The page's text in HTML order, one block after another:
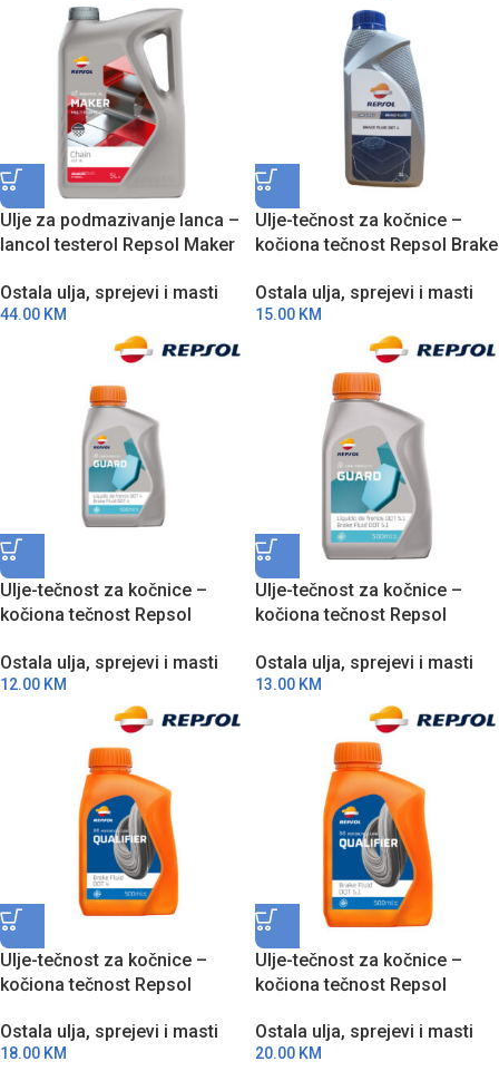
Ulje za podmazivanje lanca –
lancol testerol Repsol Maker
Ostala ulja, sprejevi i masti
44.00 KM
Ulje-tečnost za kočnice –
kočiona tečnost Repsol Brake
Ostala ulja, sprejevi i masti
15.00 KM
Ulje-tečnost za kočnice –
kočiona tečnost Repsol
500ml RPP9135ZID
Ostala ulja, sprejevi i masti
12.00 KM
Ulje-tečnost za kočnice –
kočiona tečnost Repsol
500ml RPP9136ZID
Ostala ulja, sprejevi i masti
13.00 KM
Ulje-tečnost za kočnice –
kočiona tečnost Repsol
500ml RPP9002AID
Ostala ulja, sprejevi i masti
18.00 KM
Ulje-tečnost za kočnice –
kočiona tečnost Repsol
500ml RPP9002BID
Ostala ulja, sprejevi i masti
20.00 KM